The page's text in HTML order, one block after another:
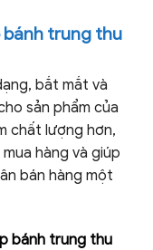
bánh trung thu
bắt mắt và
sản phẩm của
chất lượng hơn,
hàng và giúp
bán hàng một
bánh trung thu